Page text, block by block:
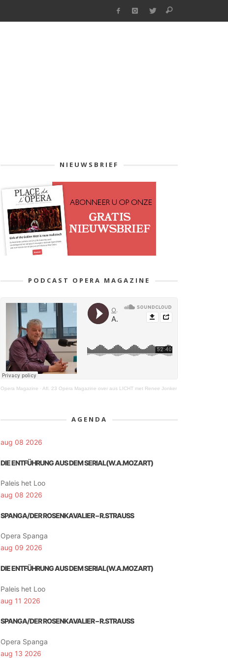
NIEUWSBRIEF
PODCAST OPERA MAGAZINE
Opera Magazine · Afl. 23 Opera Magazine over aus LICHT met Renee Jonker
AGENDA
aug 08 2026
DIE ENTFÜHRUNG AUS DEM SERIAL(W.A.MOZART)
Paleis het Loo
aug 08 2026
SPANGA/DER ROSENKAVALIER – R.STRAUSS
Opera Spanga
aug 09 2026
DIE ENTFÜHRUNG AUS DEM SERIAL(W.A.MOZART)
Paleis het Loo
aug 11 2026
SPANGA/DER ROSENKAVALIER – R.STRAUSS
Opera Spanga
aug 13 2026